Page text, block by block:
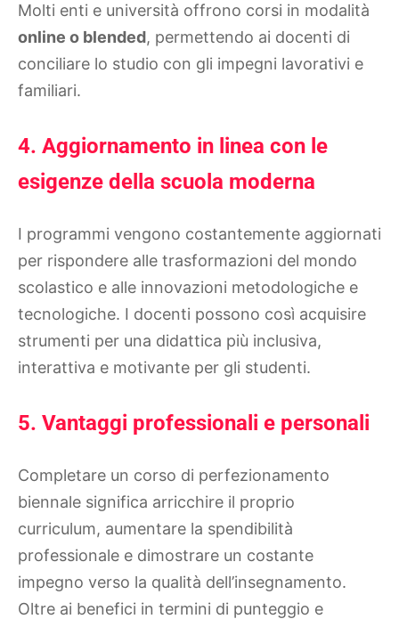
Molti enti e università offrono corsi in modalità
online o blended, permettendo ai docenti di
conciliare lo studio con gli impegni lavorativi e
familiari.
4. Aggiornamento in linea con le
esigenze della scuola moderna
I programmi vengono costantemente aggiornati
per rispondere alle trasformazioni del mondo
scolastico e alle innovazioni metodologiche e
tecnologiche. I docenti possono così acquisire
strumenti per una didattica più inclusiva,
interattiva e motivante per gli studenti.
5. Vantaggi professionali e personali
Completare un corso di perfezionamento
biennale significa arricchire il proprio
curriculum, aumentare la spendibilità
professionale e dimostrare un costante
impegno verso la qualità dell’insegnamento.
Oltre ai benefici in termini di punteggio e